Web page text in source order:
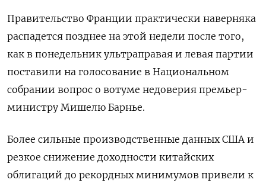
Правительство Франции практически наверняка
распадется позднее на этой недели после того,
как в понедельник ультраправая и левая партии
поставили на голосование в Национальном
собрании вопрос о вотуме недоверия премьер-
министру Мишелю Барнье.
Более сильные производственные данных США и
резкое снижение доходности китайских
облигаций до рекордных минимумов привели к